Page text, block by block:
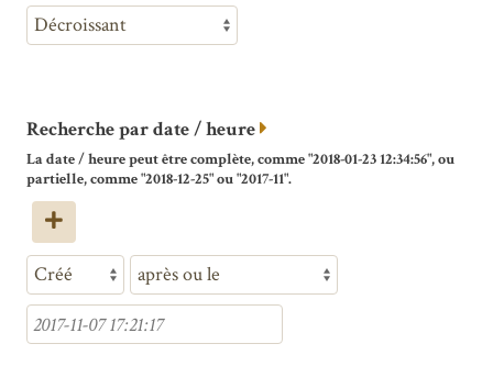
Recherche par date / heure
La date / heure peut être complète, comme "2018-01-23 12:34:56", ou
partielle, comme "2018-12-25" ou "2017-11".